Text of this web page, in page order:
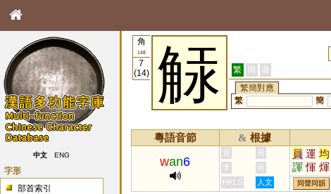
中文 ENG
字形
部首索引
角
148
7
(14)
觨 繁 簡 港
繁簡對應
繁
簡
粵語音節 & 根據
wan6
黃 周 員 運 均
諢 惲 煇
顐 韗 掍
李
何
HKLS
人文 同聲同韻